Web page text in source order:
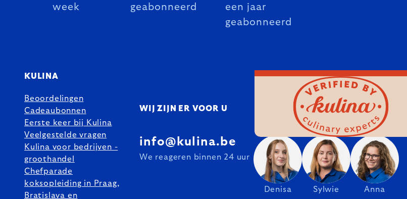
week
geabonneerd
een jaar
geabonneerd
KULINA
Beoordelingen
Cadeaubonnen
Eerste keer bij Kulina
Veelgestelde vragen
Kulina voor bedrijven -
groothandel
Chefparade
koksopleiding in Praag,
Bratislava en
WIJ ZIJN ER VOOR U
Denisa Sylwie Anna
info@kulina.be
We reageren binnen 24 uur